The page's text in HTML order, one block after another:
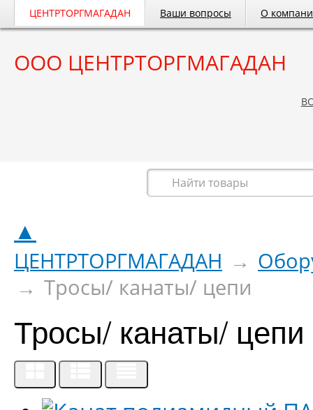
ЦЕНТРТОРГМАГАДАН Ваши вопросы О
ООО ЦЕНТРТОРГМАГАДАН
▲
ЦЕНТРТОРГМАГАДАН →
→ Тросы/ канаты/ цепи
Тросы/ канаты/ цепи